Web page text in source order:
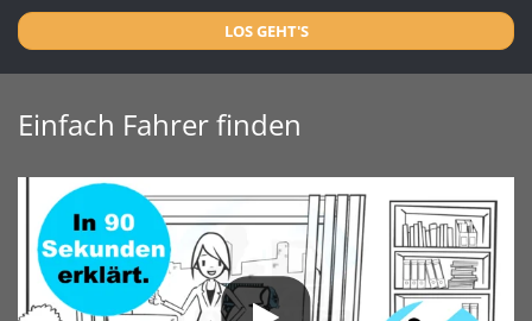
LOS GEHT'S
Einfach Fahrer finden